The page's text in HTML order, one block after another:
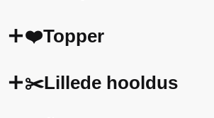
❤️Topper
✂️Lillede hooldus